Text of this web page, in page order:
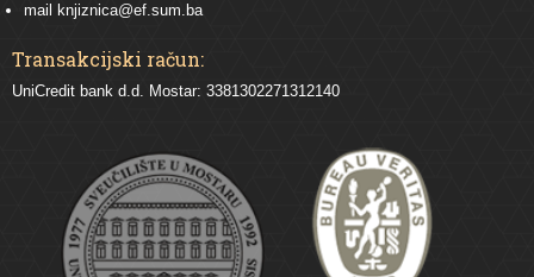
mail
knjiznica@ef.sum.ba
Transakcijski račun:
UniCredit bank d.d. Mostar: 3381302271312140